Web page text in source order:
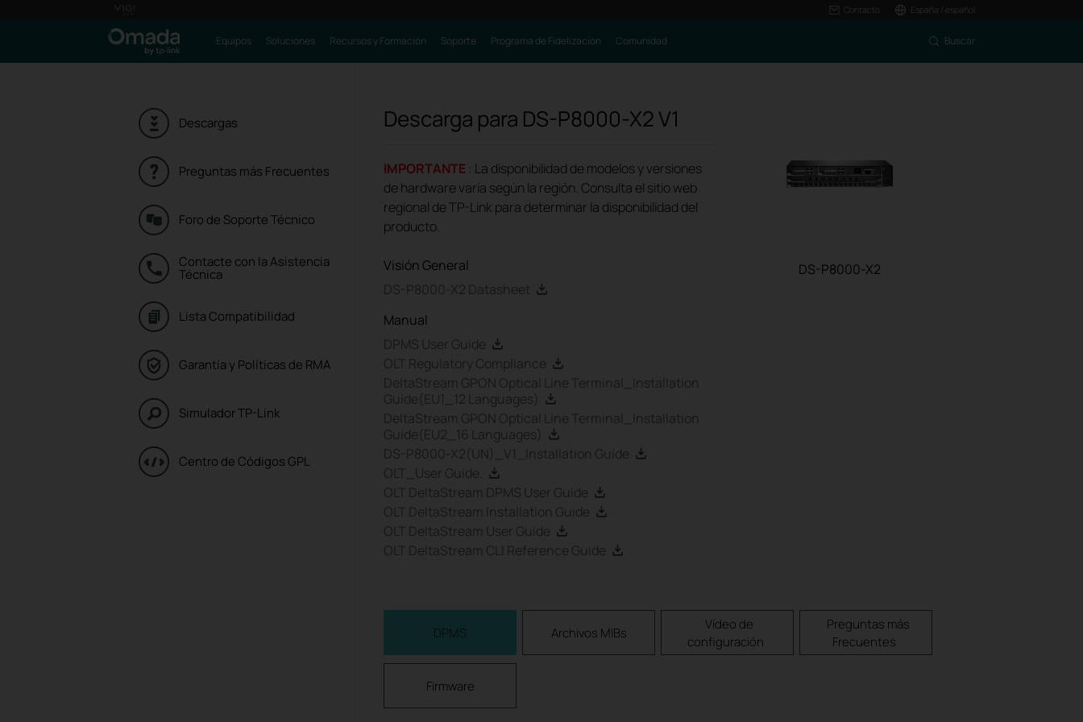
Contacto España / español
Equipos Soluciones Recursos y Formación Soporte Programa de Fidelización Comunidad Buscar
Descargas
Preguntas más Frecuentes
Foro de Soporte Técnico
Contacte con la Asistencia
Técnica
Lista Compatibilidad
Garantía y Políticas de RMA
Simulador TP-Link
Centro de Códigos GPL
Descarga para DS-P8000-X2V1
IMPORTANTE : La disponibilidad de modelos y versiones
de hardware varía según la región. Consulta el sitio web
regional de TP-Link para determinar la disponibilidad del
producto.
Visión General
DS-P8000-X2 Datasheet
Manual
DPMS User Guide
OLT Regulatory Compliance
DeltaStream GPON Optical Line Terminal_Installation
Guide(EU1_12 Languages)
DeltaStream GPON Optical Line Terminal_Installation
Guide(EU2_16 Languages)
DS-P8000-X2(UN)_V1_Installation Guide
OLT_User Guide.
OLT DeltaStream DPMS User Guide
OLT DeltaStream Installation Guide
OLT DeltaStream User Guide
OLT DeltaStream CLI Reference Guide
DS-P8000-X2
DPMS Archivos MIBs
Vídeo de
configuración
Preguntas más
Frecuentes
Firmware